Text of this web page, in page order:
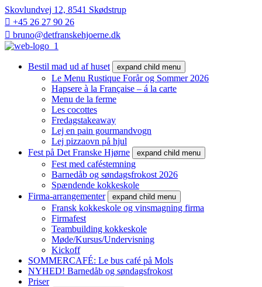
Skovlundvej 12, 8541 Skødstrup
+45 26 27 90 26
bruno@detfranskehjoerne.dk
Bestil mad ud af huset expand child menu
Le Menu Rustique Forår og Sommer 2026
Hapsere à la Française – á la carte
Menu de la ferme
Les cocottes
Fredagstakeaway
Lej en pain gourmandvogn
Lej pizzaovn på hjul
Fest på Det Franske Hjørne
expand child menu
Fest med caféstemning
Barnedåb og søndagsfrokost 2026
Spændende kokkeskole
Firma-arrangementer
expand child menu
Fransk kokkeskole og vinsmagning firma
Firmafest
Teambuilding kokkeskole​
Møde/Kursus/Undervisning
Kickoff
SOMMERCAFÉ: Le bus café på Mols
NYHED! Barnedåb og søndagsfrokost
Priser